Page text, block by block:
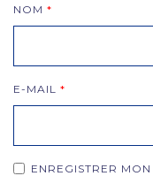
NOM *
E-MAIL *
ENREGISTRER